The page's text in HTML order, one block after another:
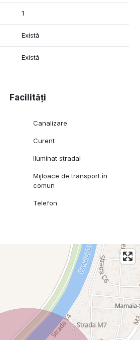
1
Există
Există
Facilități
Canalizare
Curent
Iluminat stradal
Mijloace de transport în
comun
Telefon